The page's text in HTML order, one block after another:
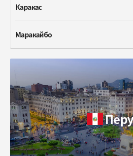
Каракас
Маракайбо